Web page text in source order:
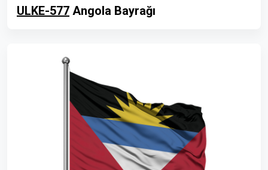
ULKE-577 Angola Bayrağı